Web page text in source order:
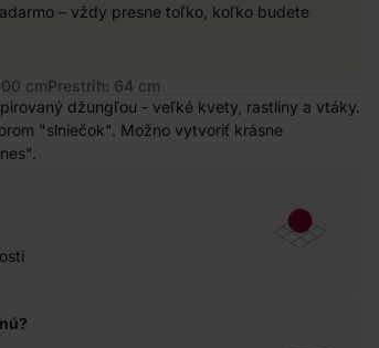
– vždy presne toľko, koľko budete
cmPrestrih: 64 cm
džungľou - veľké kvety, rastliny a vtáky.
"slniečok". Možno vytvoriť krásne